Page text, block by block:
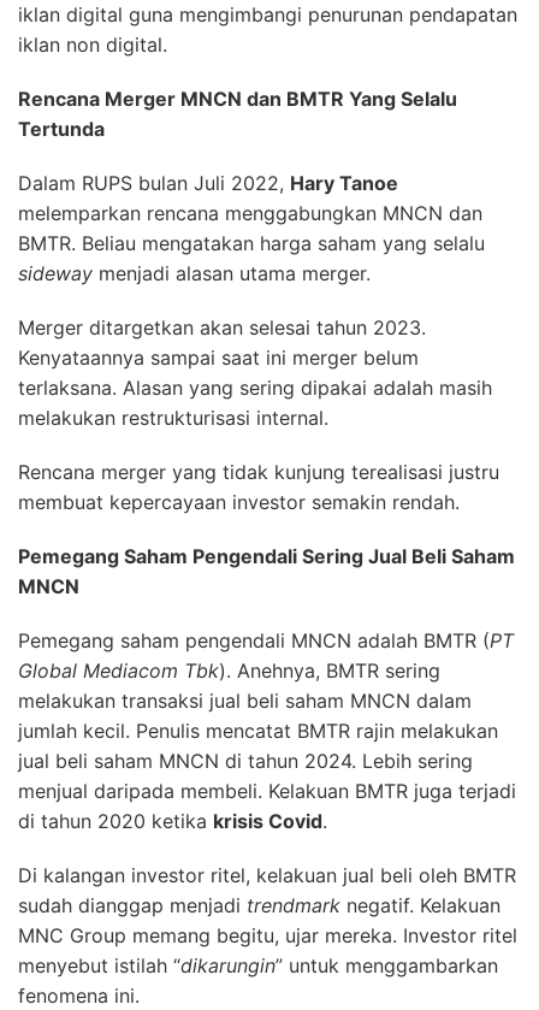
iklan digital guna mengimbangi penurunan pendapatan
iklan non digital.
Rencana Merger MNCN dan BMTR Yang Selalu
Tertunda
Dalam RUPS bulan Juli 2022, Hary Tanoe
melemparkan rencana menggabungkan MNCN dan
BMTR. Beliau mengatakan harga saham yang selalu
sideway menjadi alasan utama merger.
Merger ditargetkan akan selesai tahun 2023.
Kenyataannya sampai saat ini merger belum
terlaksana. Alasan yang sering dipakai adalah masih
melakukan restrukturisasi internal.
Rencana merger yang tidak kunjung terealisasi justru
membuat kepercayaan investor semakin rendah.
Pemegang Saham Pengendali Sering Jual Beli Saham
MNCN
Pemegang saham pengendali MNCN adalah BMTR (PT
Global Mediacom Tbk). Anehnya, BMTR sering
melakukan transaksi jual beli saham MNCN dalam
jumlah kecil. Penulis mencatat BMTR rajin melakukan
jual beli saham MNCN di tahun 2024. Lebih sering
menjual daripada membeli. Kelakuan BMTR juga terjadi
di tahun 2020 ketika krisis Covid.
Di kalangan investor ritel, kelakuan jual beli oleh BMTR
sudah dianggap menjadi trendmark negatif. Kelakuan
MNC Group memang begitu, ujar mereka. Investor ritel
menyebut istilah “dikarungin” untuk menggambarkan
fenomena ini.